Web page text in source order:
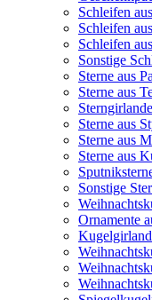
Schleifen
Schleifen
Schleifen
Sonstige
Sterne aus
Sterne aus
Sterne aus
Sterne aus
Sterne aus
Sonstige
Ornamente